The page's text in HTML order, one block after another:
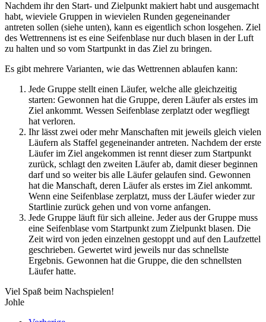
Nachdem ihr den Start- und Zielpunkt makiert habt und ausgemacht
habt, wieviele Gruppen in wievielen Runden gegeneinander
antreten sollen (siehe unten), kann es eigentlich schon losgehen. Ziel
des Wettrennens ist es eine Seifenblase nur duch blasen in der Luft
zu halten und so vom Startpunkt in das Ziel zu bringen.
Es gibt mehrere Varianten, wie das Wettrennen ablaufen kann:
Jede Gruppe stellt einen Läufer, welche alle gleichzeitig
starten: Gewonnen hat die Gruppe, deren Läufer als erstes im
Ziel ankommt. Wessen Seifenblase zerplatzt oder wegfliegt
hat verloren.
Ihr lässt zwei oder mehr Manschaften mit jeweils gleich vielen
Läufern als Staffel gegeneinander antreten. Nachdem der erste
Läufer im Ziel angekommen ist rennt dieser zum Startpunkt
zurück, schlagt den zweiten Läufer ab, damit dieser beginnen
darf und so weiter bis alle Läufer gelaufen sind. Gewonnen
hat die Manschaft, deren Läufer als erstes im Ziel ankommt.
Wenn eine Seifenblase zerplatzt, muss der Läufer wieder zur
Startlinie zurück gehen und von vorne anfangen.
Jede Gruppe läuft für sich alleine. Jeder aus der Gruppe muss
eine Seifenblase vom Startpunkt zum Zielpunkt blasen. Die
Zeit wird von jeden einzelnen gestoppt und auf den Laufzettel
geschrieben. Gewertet wird jeweils nur das schnellste
Ergebnis. Gewonnen hat die Gruppe, die den schnellsten
Läufer hatte.
Viel Spaß beim Nachspielen!
Johle